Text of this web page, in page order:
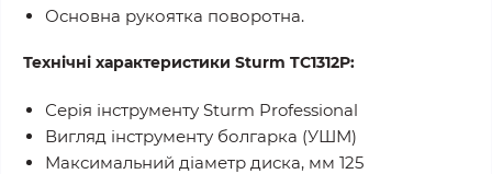
Основна рукоятка поворотна.
Технічні характеристики Sturm TC1312P:
Серія інструменту Sturm Professional
Вигляд інструменту болгарка (УШМ)
Максимальний діаметр диска, мм 125